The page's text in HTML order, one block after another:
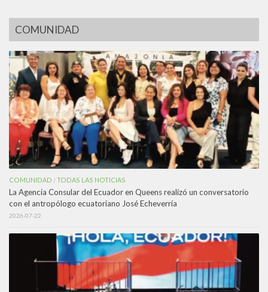
COMUNIDAD
COMUNIDAD /TODAS LAS NOTICIAS
La Agencia Consular del Ecuador en Queens realizó un conversatorio
con el antropólogo ecuatoriano José Echeverría
2026-07-22